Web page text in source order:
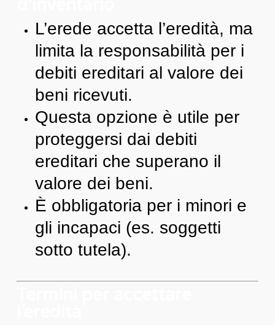
L’erede accetta l’eredità, ma
limita la responsabilità per i
debiti ereditari al valore dei
beni ricevuti.
Questa opzione è utile per
proteggersi dai debiti
ereditari che superano il
valore dei beni.
È obbligatoria per i minori e
gli incapaci (es. soggetti
sotto tutela).